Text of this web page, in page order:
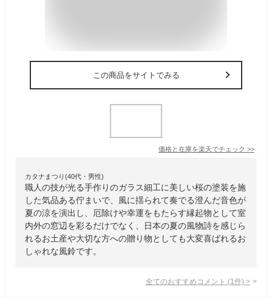
この商品をサイトでみる
価格と在庫を楽天でチェック >>
カタナまつり(40代・男性)
職人の技が光る手作りのガラス細工に美しい桜の塗装を施
した気品ある佇まいで、風に揺られて奏でる澄んだ音色が
夏の涼を演出し、厄除けや幸運をもたらす縁起物として室
内外の窓辺を彩るだけでなく、日本の夏の風物詩を感じら
れるお土産や大切な方への贈り物としても大変喜ばれるお
しゃれな風鈴です。
全てのおすすめコメント (1 件) >